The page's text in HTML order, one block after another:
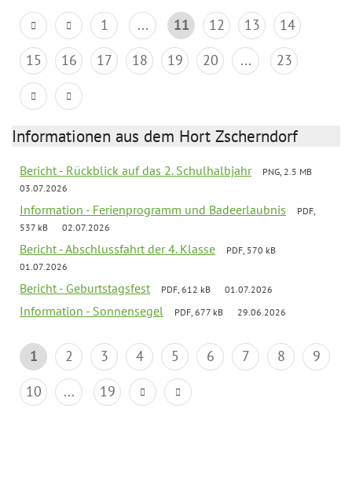
1 ... 11 12 13
14
15
16 17 18 19 20 ... 23
Informationen aus dem Hort Zscherndorf
Bericht - Rückblick auf das 2. Schulhalbjahr
PNG, 2.5 MB
03.07.2026
Information - Ferienprogramm und Badeerlaubnis
PDF,
537 kB
02.07.2026
Bericht - Abschlussfahrt der 4. Klasse
PDF, 570 kB
01.07.2026
Bericht - Geburtstagsfest PDF, 612 kB 01.07.2026
Information - Sonnensegel PDF, 677 kB 29.06.2026
1 2 3 4 5 6 7 8
9
10
... 19